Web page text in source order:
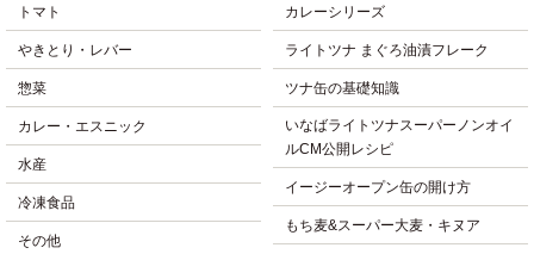
トマト
やきとり・レバー
惣菜
カレー・エスニック
水産
冷凍食品
その他
カレーシリーズ
ライトツナ まぐろ油漬フレーク
ツナ缶の基礎知識
いなばライトツナスーパーノンオイ
ルCM公開レシピ
イージーオープン缶の開け方
もち麦&スーパー大麦・キヌア